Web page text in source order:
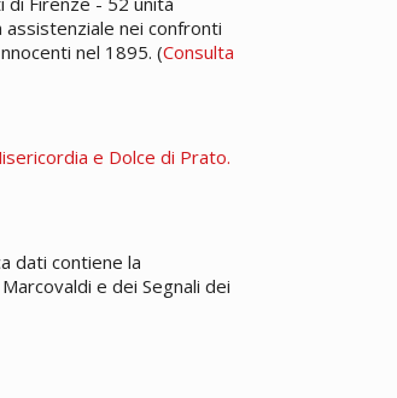
nei confronti
nel 1895. (Consulta
e Dolce di Prato.
dati contiene la
e dei Segnali dei